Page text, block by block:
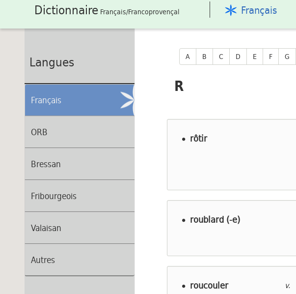
Dictionnaire Français/Francoprovençal Français
Langues
Français
ORB
Bressan
Fribourgeois
Valaisan
Autres
A B C D E F G
R
rôtir
roublard (-e)
roucouler v.